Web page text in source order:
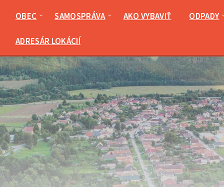
OBEC SAMOSPRÁVA AKO VYBAVIŤ ODPADY
ADRESÁR LOKÁCIÍ